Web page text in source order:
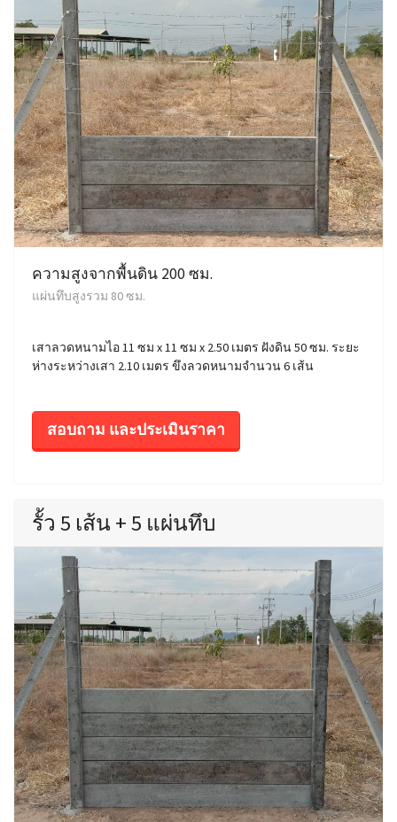
ความสูงจากพื้นดิน 200 ซม.
แผ่นทึบสูงรวม 80 ซม.
เสาลวดหนามไอ 11 ซม x 11 ซม x 2.50 เมตร ฝังดิน 50 ซม. ระยะ
ห่างระหว่างเสา 2.10 เมตร ขึงลวดหนามจำนวน 6 เส้น
สอบถาม และประเมินราคา
รั้ว 5 เส้น + 5 แผ่นทึบ